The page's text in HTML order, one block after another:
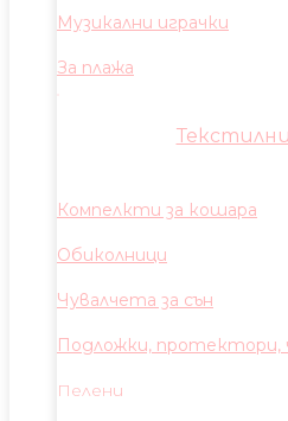
Музикални играчки
За плажа
Компелкти за кошара
Обиколници
Чувалчета за сън
Подложки, протектори,
Пелени